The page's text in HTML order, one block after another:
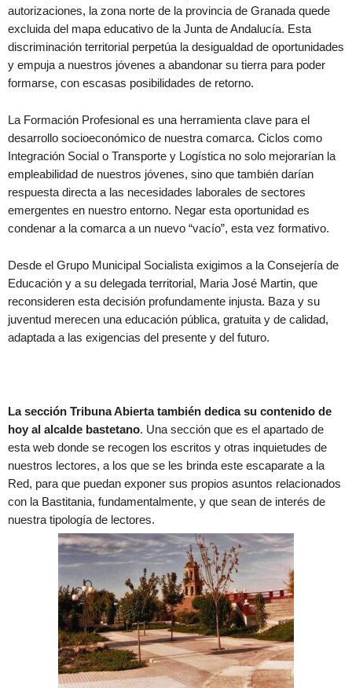
autorizaciones, la zona norte de la provincia de Granada quede
excluida del mapa educativo de la Junta de Andalucía. Esta
discriminación territorial perpetúa la desigualdad de oportunidades
y empuja a nuestros jóvenes a abandonar su tierra para poder
formarse, con escasas posibilidades de retorno.
La Formación Profesional es una herramienta clave para el
desarrollo socioeconómico de nuestra comarca. Ciclos como
Integración Social o Transporte y Logística no solo mejorarían la
empleabilidad de nuestros jóvenes, sino que también darían
respuesta directa a las necesidades laborales de sectores
emergentes en nuestro entorno. Negar esta oportunidad es
condenar a la comarca a un nuevo “vacío”, esta vez formativo.
Desde el Grupo Municipal Socialista exigimos a la Consejería de
Educación y a su delegada territorial, Maria José Martin, que
reconsideren esta decisión profundamente injusta. Baza y su
juventud merecen una educación pública, gratuita y de calidad,
adaptada a las exigencias del presente y del futuro.
La sección Tribuna Abierta también dedica su contenido de
hoy al alcalde bastetano. Una sección que es el apartado de
esta web donde se recogen los escritos y otras inquietudes de
nuestros lectores, a los que se les brinda este escaparate a la
Red, para que puedan exponer sus propios asuntos relacionados
con la Bastitania, fundamentalmente, y que sean de interés de
nuestra tipología de lectores.